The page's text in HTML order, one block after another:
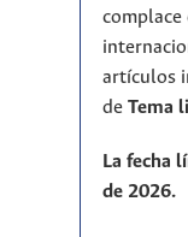
complace
artículos
de Tema
La fecha
de 2026.